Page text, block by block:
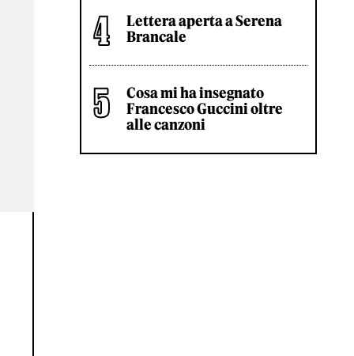
Lettera aperta a Serena
Brancale
Cosa mi ha insegnato
Francesco Guccini oltre
alle canzoni